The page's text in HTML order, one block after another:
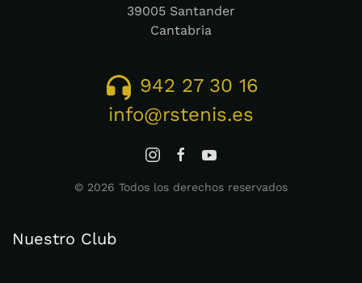
39005 Santander
Cantabria
942 27 30 16
info@rstenis.es
© 2026 Todos los derechos reservados
Nuestro Club